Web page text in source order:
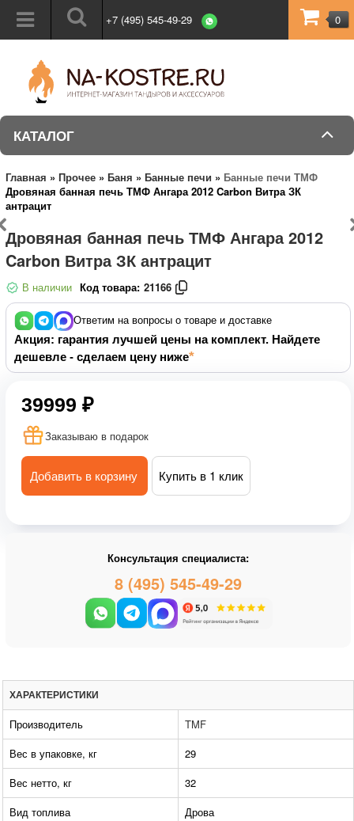
+7 (495) 545-49-29 0
КАТАЛОГ
Главная » Прочее » Баня » Банные печи » Банные печи ТМФ
Дровяная банная печь ТМФ Ангара 2012 Carbon Витра ЗК
антрацит
Дровяная банная печь ТМФ Ангара 2012
Carbon Витра ЗК антрацит
В наличии Код товара: 21166
Ответим на вопросы о товаре и доставке
Акция: гарантия лучшей цены на комплект. Найдете
дешевле - сделаем цену ниже
39999 ₽
Заказываю в подарок
Добавить в корзину Купить в 1 клик
Консультация специалиста:
8 (495) 545-49-29
ХАРАКТЕРИСТИКИ
Производитель
TMF
Вес в упаковке, кг
29
Вес нетто, кг
32
Вид топлива
Дрова